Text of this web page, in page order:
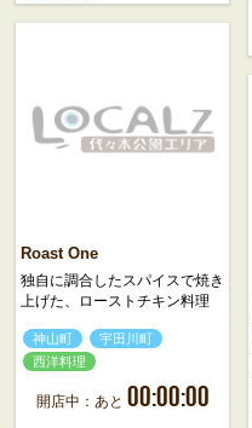
Roast One
独自に調合したスパイスで焼き
上げた、ローストチキン料理
神山町
宇田川町
西洋料理
開店中：あと 00:00:00